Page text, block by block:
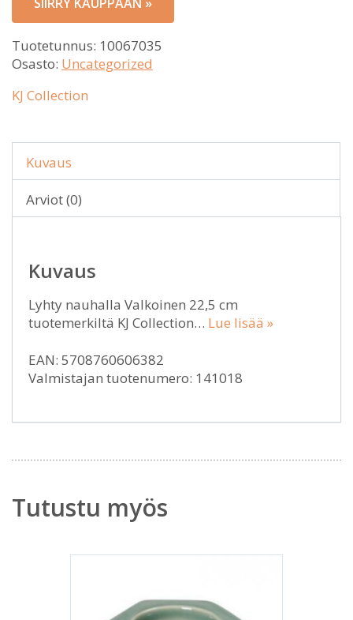
Tuotetunnus: 10067035
Osasto: Uncategorized
KJ Collection
Kuvaus
Arviot (0)
Kuvaus
Lyhty nauhalla Valkoinen 22,5 cm
tuotemerkiltä KJ Collection… Lue lisää »
EAN: 5708760606382
Valmistajan tuotenumero: 141018
Tutustu myös